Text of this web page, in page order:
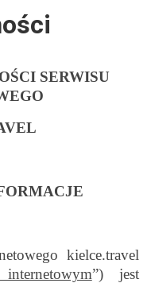
SERWISU
kielce.travel
”) jest